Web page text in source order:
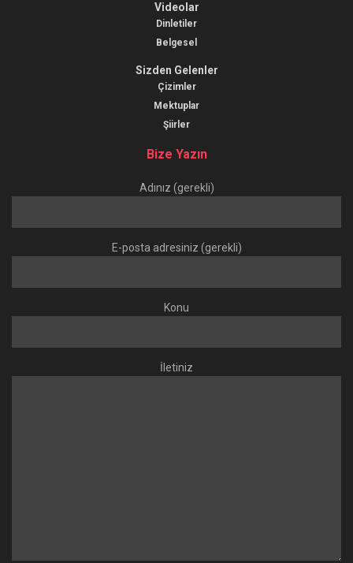
Videolar
Dinletiler
Belgesel
Sizden Gelenler
Çizimler
Mektuplar
Şiirler
Bize Yazın
Adınız (gerekli)
E-posta adresiniz (gerekli)
Konu
İletiniz